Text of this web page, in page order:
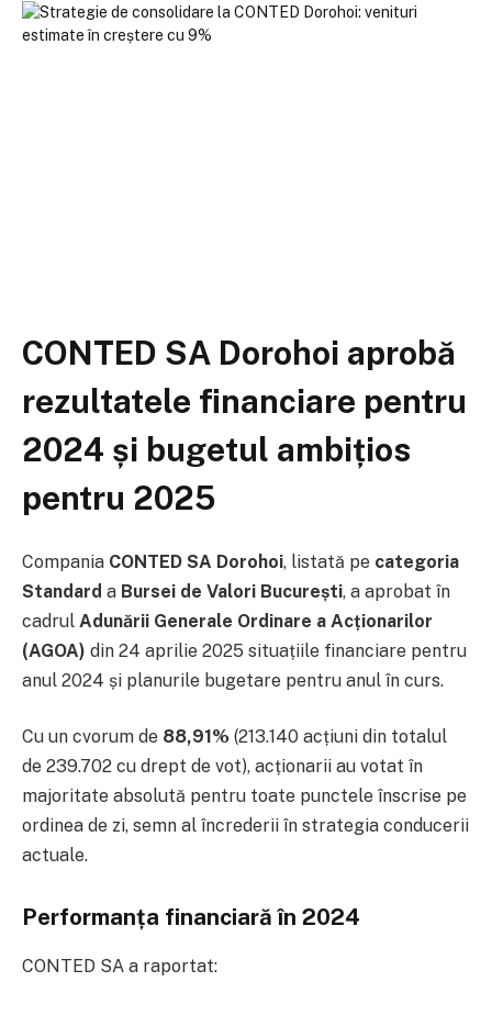
CONTED SA Dorohoi aprobă
rezultatele financiare pentru
2024 și bugetul ambițios
pentru 2025
Compania CONTED SA Dorohoi, listată pe categoria
Standard a Bursei de Valori București, a aprobat în
cadrul Adunării Generale Ordinare a Acționarilor
(AGOA) din 24 aprilie 2025 situațiile financiare pentru
anul 2024 și planurile bugetare pentru anul în curs.
Cu un cvorum de 88,91% (213.140 acțiuni din totalul
de 239.702 cu drept de vot), acționarii au votat în
majoritate absolută pentru toate punctele înscrise pe
ordinea de zi, semn al încrederii în strategia conducerii
actuale.
Performanța financiară în 2024
CONTED SA a raportat: